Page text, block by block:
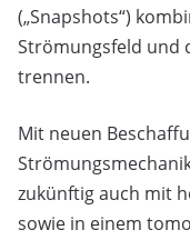
(„Snapshots“)
Strömungsfeld und
trennen.
Mit neuen
zukünftig auch mit
sowie in einem